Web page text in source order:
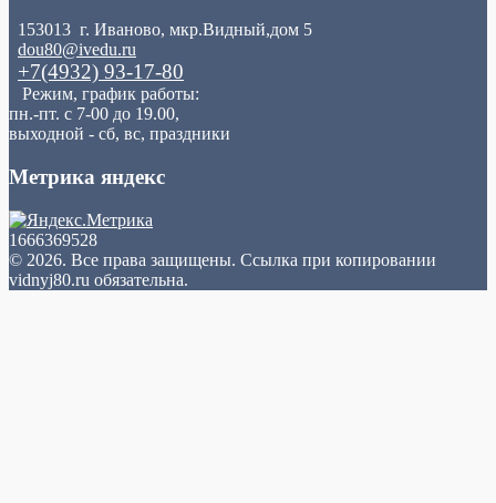
153013 г. Иваново, мкр.Видный,дом 5
dou80@ivedu.ru
+7(4932) 93-17-80
Режим, график работы:
пн.-пт. с 7-00 до 19.00,
выходной - сб, вс, праздники
Метрика яндекс
1666369528
© 2026. Все права защищены. Ссылка при копировании
vidnyj80.ru обязательна.